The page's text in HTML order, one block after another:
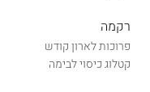
רקמה
פרוכות לארון קודש
קטלוג כיסוי לבימה